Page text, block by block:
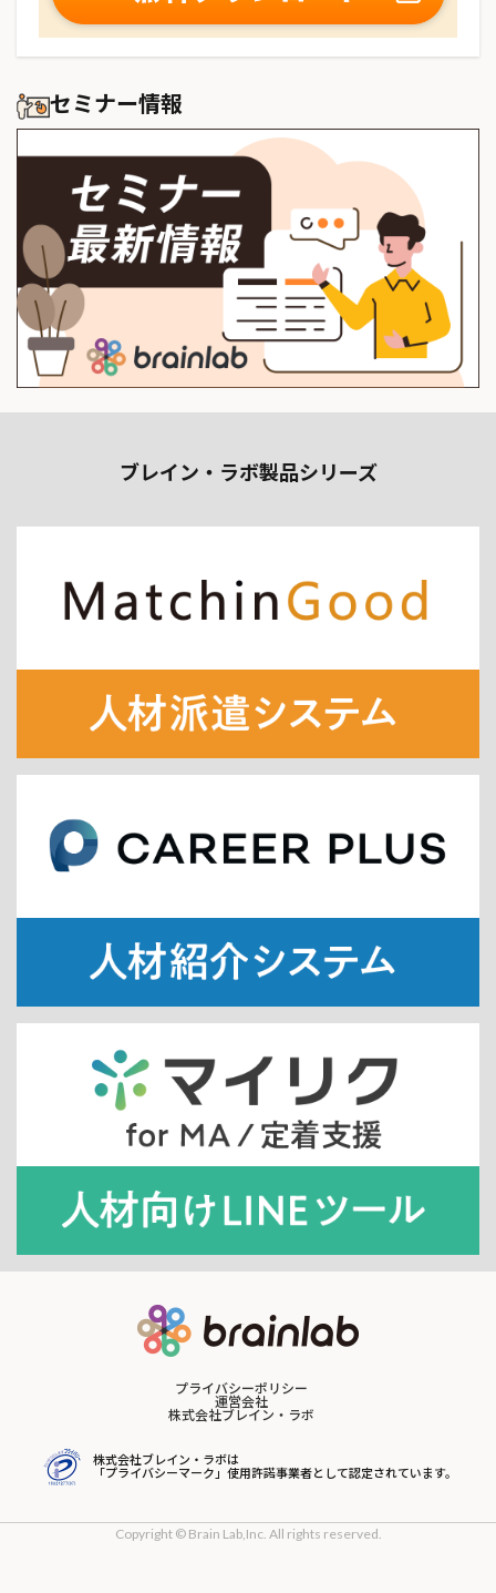
セミナー情報
ブレイン・ラボ製品シリーズ
プライバシーポリシー
運営会社
株式会社ブレイン・ラボ
株式会社ブレイン・ラボは
「プライバシーマーク」使用許諾事業者として認定されています。
Copyright © Brain Lab,Inc. All rights reserved.